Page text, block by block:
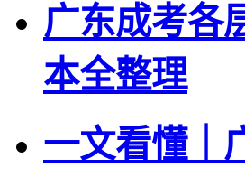
广东成考各
本全整理
一文看懂｜